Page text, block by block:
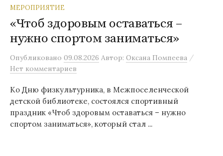
МЕРОПРИЯТИЕ
«Чтоб здоровым оставаться –
нужно спортом заниматься»
Опубликовано 09.08.2026 Автор: Оксана Помпеева /
Нет комментариев
Ко Дню физкультурника, в Межпоселенческой
детской библиотеке, состоялся спортивный
праздник «Чтоб здоровым оставаться – нужно
спортом заниматься», который стал ...